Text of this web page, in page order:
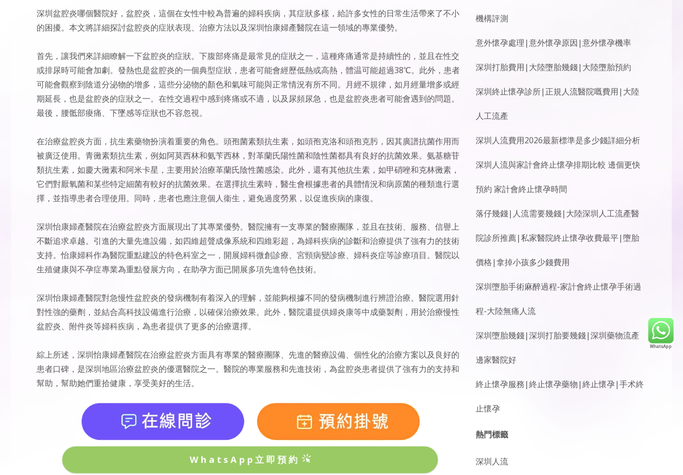
深圳盆腔炎哪個醫院好 ，盆腔炎，這個在女性中較為普遍的婦科疾病，其症狀多樣，給許多女性的日常生活帶來了不小
的困擾。本文將詳細探討盆腔炎的症狀表現、治療方法以及深圳怡康婦產醫院在這一領域的專業優勢。
首先，讓我們來詳細瞭解一下盆腔炎的症狀。下腹部疼痛是最常見的症狀之一，這種疼痛通常是持續性的，並且在性交
或排尿時可能會加劇。發熱也是盆腔炎的一個典型症狀，患者可能會經歷低熱或高熱，體温可能超過38℃。此外，患者
可能會觀察到陰道分泌物的增多，這些分泌物的顏色和氣味可能與正常情況有所不同。月經不規律，如月經量增多或經
期延長，也是盆腔炎的症狀之一。在性交過程中感到疼痛或不適，以及尿頻尿急，也是盆腔炎患者可能會遇到的問題。
最後，腰骶部痠痛、下墜感等症狀也不容忽視。
在治療盆腔炎方面，抗生素藥物扮演着重要的角色。頭孢菌素類抗生素，如頭孢克洛和頭孢克肟，因其廣譜抗菌作用而
被廣泛使用。青黴素類抗生素，例如阿莫西林和氨苄西林，對革蘭氏陽性菌和陰性菌都具有良好的抗菌效果。氨基糖苷
類抗生素，如慶大黴素和阿米卡星，主要用於治療革蘭氏陰性菌感染。此外，還有其他抗生素，如甲硝唑和克林黴素，
它們對厭氧菌和某些特定細菌有較好的抗菌效果。在選擇抗生素時，醫生會根據患者的具體情況和病原菌的種類進行選
擇，並指導患者合理使用。同時，患者也應注意個人衞生，避免過度勞累，以促進疾病的康復。
深圳怡康婦產醫院在治療盆腔炎方面展現出了其專業優勢。醫院擁有一支專業的醫療團隊，並且在技術、服務、信譽上
不斷追求卓越。引進的大量先進設備，如四維超聲成像系統和四維彩超，為婦科疾病的診斷和治療提供了強有力的技術
支持。怡康婦科作為醫院重點建設的特色科室之一，開展婦科微創診療、宮頸病變診療、婦科炎症等診療項目。醫院以
生殖健康與不孕症專業為重點發展方向，在助孕方面已開展多項先進特色技術。
深圳怡康婦產醫院對急慢性盆腔炎的發病機制有着深入的理解，並能夠根據不同的發病機制進行辨證治療。醫院選用針
對性強的藥劑，並結合高科技設備進行治療，以確保治療效果。此外，醫院還提供婦炎康等中成藥製劑，用於治療慢性
盆腔炎、附件炎等婦科疾病，為患者提供了更多的治療選擇。
綜上所述，深圳怡康婦產醫院在治療盆腔炎方面具有專業的醫療團隊、先進的醫療設備、個性化的治療方案以及良好的
患者口碑，是深圳地區治療盆腔炎的優選醫院之一。醫院的專業服務和先進技術，為盆腔炎患者提供了強有力的支持和
幫助，幫助她們重拾健康，享受美好的生活。
WhatsApp立即預約
機構評測
意外懷孕處理|意外懷孕原因|意外懷孕機率
深圳打胎費用|大陸墮胎幾錢|大陸墮胎預約
深圳終止懷孕診所|正規人流醫院嘅費用|大陸
人工流產
深圳人流費用2026最新標準是多少錢詳細分析
深圳人流與家計會終止懷孕排期比較 邊個更快
預約 家計會終止懷孕時間
落仔幾錢|人流需要幾錢|大陸深圳人工流產醫
院診所推薦|私家醫院終止懷孕收費最平|墮胎
價格|拿掉小孩多少錢費用
深圳墮胎手術麻醉過程-家計會終止懷孕手術過
程-大陸無痛人流
深圳墮胎幾錢|深圳打胎要幾錢|深圳藥物流產
邊家醫院好
終止懷孕服務|終止懷孕藥物|終止懷孕|手术終
止懷孕
熱門標籤
深圳人流